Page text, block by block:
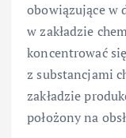
obowiązujące w
w zakładzie
koncentrować
z substancjami
zakładzie
położony na